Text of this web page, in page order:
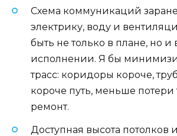
Схема коммуникаций
электрику, воду и
быть не только в плане, но и
исполнении. Я бы
трасс: коридоры короче,
короче путь, меньше потери
ремонт.
Доступная высота потолков